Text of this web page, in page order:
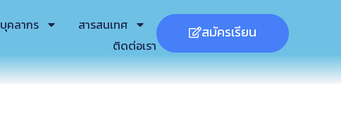
บุคลากร
สารสนเทศ
ติดต่อเรา
สมัครเรียน